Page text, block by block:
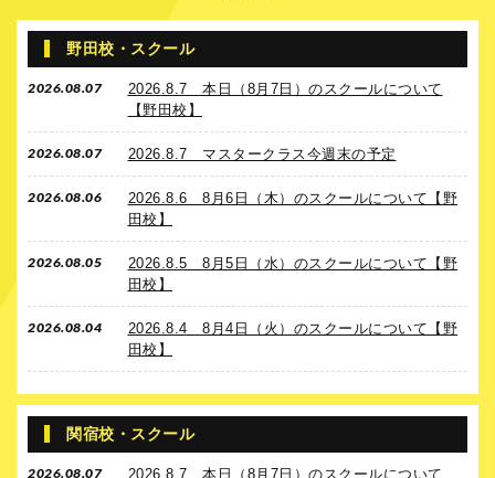
野田校・スクール
2026.08.07
2026.8.7 本日（8月7日）のスクールについて
【野田校】
2026.08.07 2026.8.7 マスタークラス今週末の予定
2026.08.06
2026.8.6 8月6日（木）のスクールについて【野
田校】
2026.08.05
2026.8.5 8月5日（水）のスクールについて【野
田校】
2026.08.04
2026.8.4 8月4日（火）のスクールについて【野
田校】
関宿校・スクール
2026.08.07 2026.8.7 本日（8月7日）のスクールについて